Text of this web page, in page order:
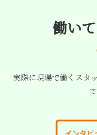
働い
実際に現場で働くスタ